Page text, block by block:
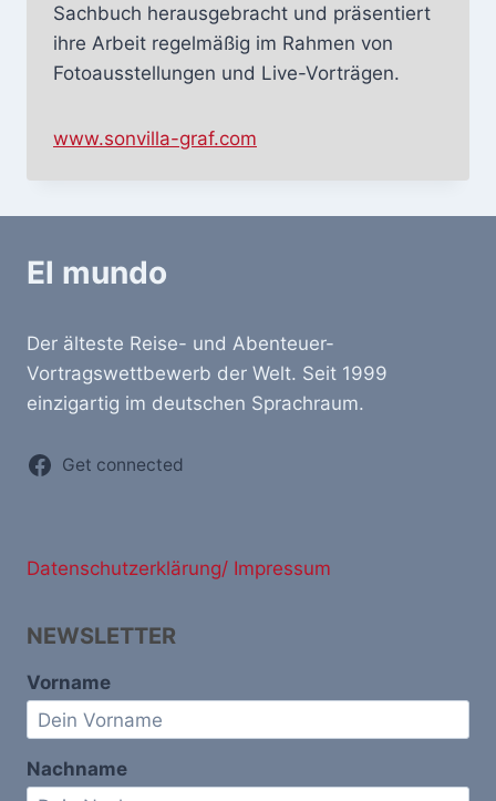
Sachbuch herausgebracht und präsentiert
ihre Arbeit regelmäßig im Rahmen von
Fotoausstellungen und Live-Vorträgen.
www.sonvilla-graf.com
El mundo
Der älteste Reise- und Abenteuer-
Vortragswettbewerb der Welt. Seit 1999
einzigartig im deutschen Sprachraum.
Get connected
Datenschutzerklärung/ Impressum
NEWSLETTER
Vorname
Nachname